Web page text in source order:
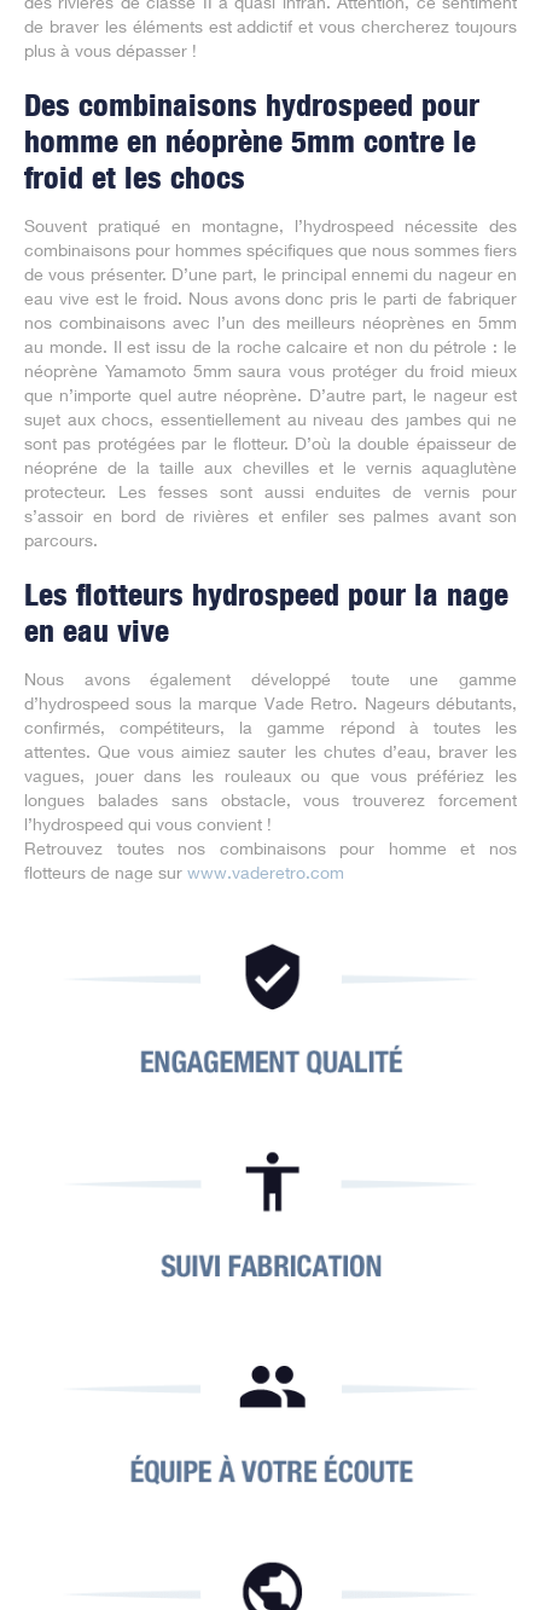
de braver les éléments est addictif et vous chercherez toujours
plus à vous dépasser !
Des combinaisons hydrospeed pour
homme en néoprène 5mm contre le
froid et les chocs
Souvent pratiqué en montagne, l’hydrospeed nécessite des
combinaisons pour hommes spécifiques que nous sommes fiers
de vous présenter. D’une part, le principal ennemi du nageur en
eau vive est le froid. Nous avons donc pris le parti de fabriquer
nos combinaisons avec l’un des meilleurs néoprènes en 5mm
au monde. Il est issu de la roche calcaire et non du pétrole : le
néoprène Yamamoto 5mm saura vous protéger du froid mieux
que n’importe quel autre néoprène. D’autre part, le nageur est
sujet aux chocs, essentiellement au niveau des jambes qui ne
sont pas protégées par le flotteur. D’où la double épaisseur de
néopréne de la taille aux chevilles et le vernis aquaglutène
protecteur. Les fesses sont aussi enduites de vernis pour
s’assoir en bord de rivières et enfiler ses palmes avant son
parcours.
Les flotteurs hydrospeed pour la nage
en eau vive
Nous avons également développé toute une gamme
d’hydrospeed sous la marque Vade Retro. Nageurs débutants,
confirmés, compétiteurs, la gamme répond à toutes les
attentes. Que vous aimiez sauter les chutes d’eau, braver les
vagues, jouer dans les rouleaux ou que vous préfériez les
longues balades sans obstacle, vous trouverez forcement
l’hydrospeed qui vous convient !
Retrouvez toutes nos combinaisons pour homme et nos
flotteurs de nage sur www.vaderetro.com